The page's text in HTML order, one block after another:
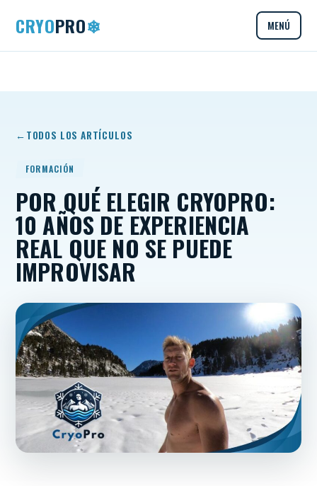
CRYOPRO❄ MENÚ
TODOS LOS ARTÍCULOS
FORMACIÓN
POR QUÉ ELEGIR CRYOPRO:
10 AÑOS DE EXPERIENCIA
REAL QUE NO SE PUEDE
IMPROVISAR